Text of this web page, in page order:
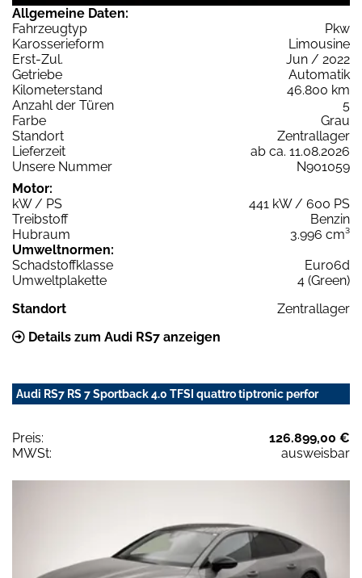
Allgemeine Daten:
Fahrzeugtyp
Pkw
Karosserieform
Limousine
Erst-Zul.
Jun / 2022
Getriebe
Automatik
Kilometerstand
46.800 km
Anzahl der Türen
5
Farbe
Grau
Standort
Zentrallager
Lieferzeit
ab ca. 11.08.2026
Unsere Nummer
N901059
Motor:
kW / PS
441 kW / 600 PS
Treibstoff
Benzin
Hubraum
3.996 cm³
Umweltnormen:
Schadstoffklasse
Euro6d
Umweltplakette
4 (Green)
Standort
Zentrallager
Details zum Audi RS7 anzeigen
Audi RS7 RS 7 Sportback 4.0 TFSI quattro tiptronic perfor
Preis:
126.899,00 €
MWSt:
ausweisbar